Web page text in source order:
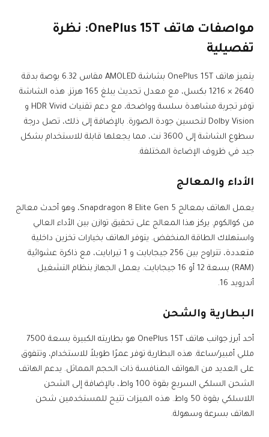
مواصفات هاتف OnePlus 15T: نظرة
تفصيلية
يتميز هاتف OnePlus 15T بشاشة AMOLED مقاس 6.32 بوصة بدقة
2640 × 1216 بكسل، مع معدل تحديث يبلغ 165 هرتز. هذه الشاشة
توفر تجربة مشاهدة سلسة وواضحة، مع دعم تقنيات HDR Vivid و
Dolby Vision لتحسين جودة الصورة. بالإضافة إلى ذلك، تصل درجة
سطوع الشاشة إلى 3600 نت، مما يجعلها قابلة للاستخدام بشكل
جيد في ظروف الإضاءة المختلفة.
الأداء والمعالج
يعمل الهاتف بمعالج Snapdragon 8 Elite Gen 5، وهو أحدث معالج
من كوالكوم. يركز هذا المعالج على تحقيق توازن بين الأداء العالي
واستهلاك الطاقة المنخفض. يتوفر الهاتف بخيارات تخزين داخلية
متعددة، تتراوح بين 256 جيجابايت و 1 تيرابايت، مع ذاكرة عشوائية
(RAM) بسعة 12 أو 16 جيجابايت. يعمل الجهاز بنظام التشغيل
أندرويد 16.
البطارية والشحن
أحد أبرز جوانب هاتف OnePlus 15T هو بطاريته الكبيرة بسعة 7500
مللي أمبير/ساعة. هذه البطارية توفر عمرًا طويلاً للاستخدام، وتتفوق
على العديد من الهواتف المنافسة ذات الحجم المماثل. يدعم الهاتف
الشحن السلكي السريع بقوة 100 واط، بالإضافة إلى الشحن
اللاسلكي بقوة 50 واط. هذه الميزات تتيح للمستخدمين شحن
الهاتف بسرعة وسهولة.